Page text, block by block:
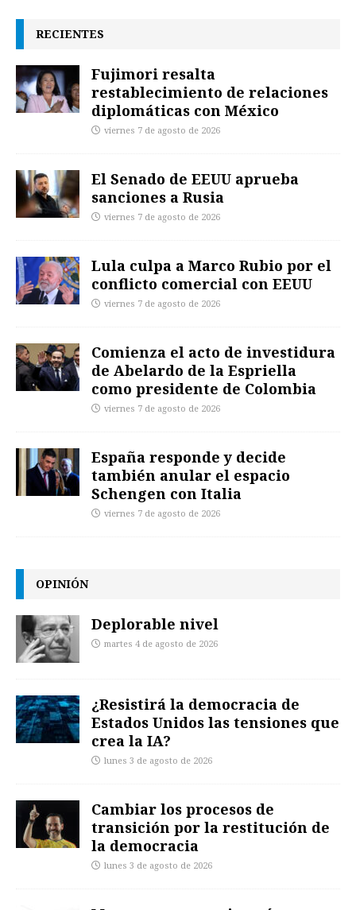
RECIENTES
Fujimori resalta
restablecimiento de relaciones
diplomáticas con México
viernes 7 de agosto de 2026
El Senado de EEUU aprueba
sanciones a Rusia
viernes 7 de agosto de 2026
Lula culpa a Marco Rubio por el
conflicto comercial con EEUU
viernes 7 de agosto de 2026
Comienza el acto de investidura
de Abelardo de la Espriella
como presidente de Colombia
viernes 7 de agosto de 2026
España responde y decide
también anular el espacio
Schengen con Italia
viernes 7 de agosto de 2026
OPINIÓN
Deplorable nivel
martes 4 de agosto de 2026
¿Resistirá la democracia de
Estados Unidos las tensiones que
crea la IA?
lunes 3 de agosto de 2026
Cambiar los procesos de
transición por la restitución de
la democracia
lunes 3 de agosto de 2026